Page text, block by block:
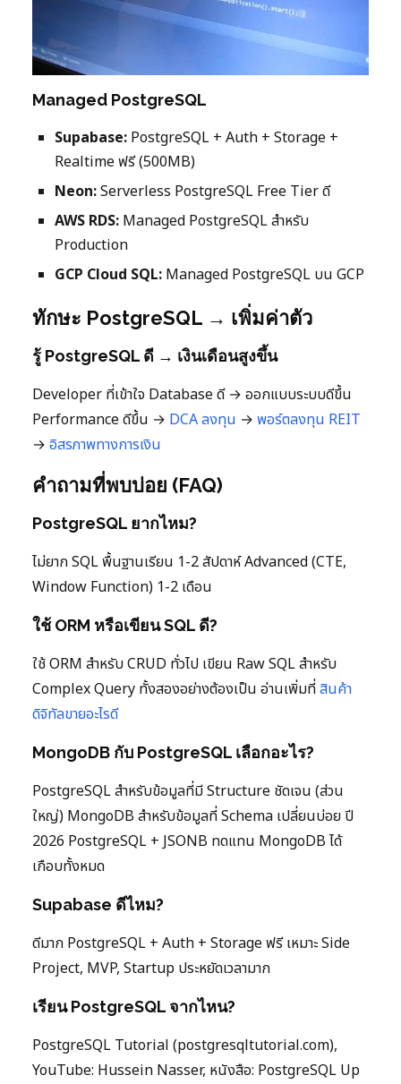
Managed PostgreSQL
Supabase: PostgreSQL + Auth + Storage +
Realtime ฟรี (500MB)
Neon:Serverless PostgreSQL Free Tier ดี
AWS RDS: Managed PostgreSQL สำหรับ
Production
GCP Cloud SQL: Managed PostgreSQL บน GCP
ทักษะ PostgreSQL → เพิ่มค่าตัว
รู้ PostgreSQL ดี → เงินเดือนสูงขึ้น
Developer ที่เข้าใจ Database ดี → ออกแบบระบบดีขึ้น
Performance ดีขึ้น → DCA ลงทุน → พอร์ตลงทุน REIT
→ อิสรภาพทางการเงิน
คำถามที่พบบ่อย (FAQ)
PostgreSQL ยากไหม?
ไม่ยาก SQL พื้นฐานเรียน 1-2 สัปดาห์ Advanced (CTE,
Window Function) 1-2 เดือน
ใช้ ORM หรือเขียน SQL ดี?
ใช้ ORM สำหรับ CRUD ทั่วไป เขียน Raw SQL สำหรับ
Complex Query ทั้งสองอย่างต้องเป็น อ่านเพิ่มที่สินค้า
ดิจิทัลขายอะไรดี
MongoDB กับ PostgreSQL เลือกอะไร?
PostgreSQL สำหรับข้อมูลที่มี Structure ชัดเจน (ส่วน
ใหญ่) MongoDB สำหรับข้อมูลที่ Schema เปลี่ยนบ่อย ปี
2026 PostgreSQL + JSONB ทดแทน MongoDB ได้
เกือบทั้งหมด
Supabase ดีไหม?
ดีมาก PostgreSQL + Auth + Storage ฟรี เหมาะ Side
Project, MVP, Startup ประหยัดเวลามาก
เรียน PostgreSQL จากไหน?
PostgreSQL Tutorial (postgresqltutorial.com),
YouTube: Hussein Nasser, หนังสือ: PostgreSQL Up